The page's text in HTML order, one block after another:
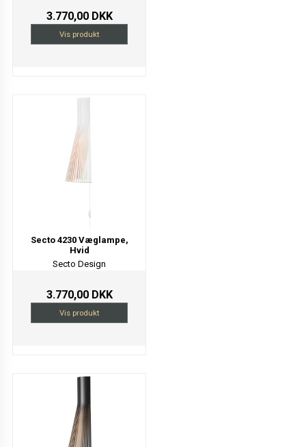
3.770,00 DKK
Vis produkt
Secto 4230 Væglampe,
Hvid
Secto Design
3.770,00 DKK
Vis produkt